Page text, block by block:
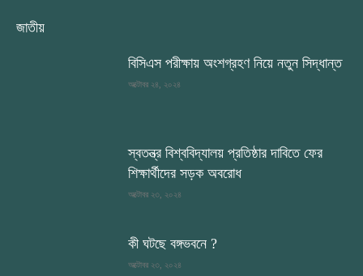
জাতীয়
বিসিএস পরীক্ষায় অংশগ্রহণ নিয়ে নতুন সিদ্ধান্ত
অক্টোবর ২৪, ২০২৪
স্বতন্ত্র বিশ্ববিদ্যালয় প্রতিষ্ঠার দাবিতে ফের
শিক্ষার্থীদের সড়ক অবরোধ
অক্টোবর ২৩, ২০২৪
কী ঘটছে বঙ্গভবনে ?
অক্টোবর ২৩, ২০২৪